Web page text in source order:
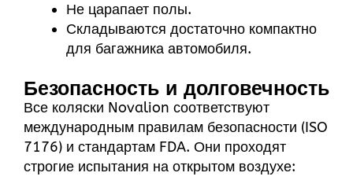
Не царапает полы.
Складываются достаточно компактно
для багажника автомобиля.
Безопасность и долговечность
Все коляски Novalion соответствуют
международным правилам безопасности (ISO
7176) и стандартам FDA. Они проходят
строгие испытания на открытом воздухе: